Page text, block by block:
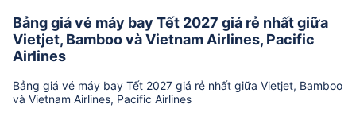
Bảng giávé máy bay Tết 2027 giá rẻ nhất giữa
Vietjet, Bamboo và Vietnam Airlines, Pacific
Airlines
Bảng giá vé máy bay Tết 2027 giá rẻ nhất giữa Vietjet, Bamboo
và Vietnam Airlines, Pacific Airlines